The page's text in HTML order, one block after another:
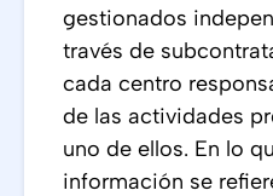
gestionados
través de
cada centro
de las actividades
uno de ellos. En lo
información se